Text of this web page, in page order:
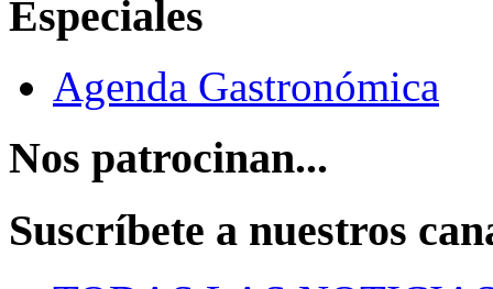
Especiales
Agenda Gastronómica
Nos patrocinan...
Suscríbete a nuestros